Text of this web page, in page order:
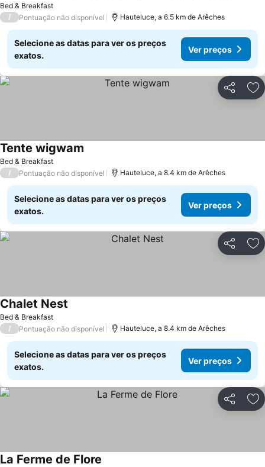
Bed & Breakfast
/ Pontuação não disponível Hauteluce, a 6.5 km de Arêches
Selecione as datas para ver os preços
exatos.
Ver preços
Partilhar
Bed & Breakfast
Tente wigwam
/ Pontuação não disponível Hauteluce, a 8.4 km de Arêches
Selecione as datas para ver os preços
exatos.
Ver preços
Partilhar
Bed & Breakfast
Chalet Nest
/ Pontuação não disponível Hauteluce, a 8.4 km de Arêches
Selecione as datas para ver os preços
exatos.
Ver preços
Partilhar
La Ferme de Flore